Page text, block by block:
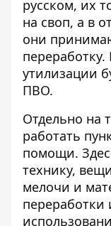
русском, их
на своп, а в
они
утилизации
ПВО.
Отдельно на
работать
помощи.
технику,
мелочи и
переработки